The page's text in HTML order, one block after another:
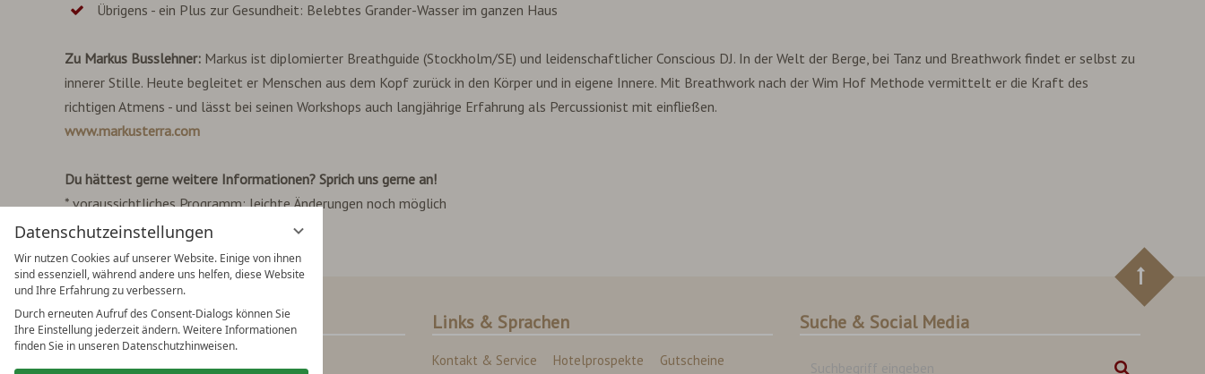
Datenschutzeinstellungen
Wir nutzen Cookies auf unserer Website. Einige von ihnen
sind essenziell, während andere uns helfen, diese Website
und Ihre Erfahrung zu verbessern.
Durch erneuten Aufruf des Consent-Dialogs können Sie
Ihre Einstellung jederzeit ändern. Weitere Informationen
finden Sie in unseren Datenschutzhinweisen.
Übrigens - ein Plus zur Gesundheit: Belebtes Grander-Wasser im ganzen Haus
Zu Markus Busslehner: Markus ist diplomierter Breathguide (Stockholm/SE) und leidenschaftlicher Conscious DJ. In der Welt der Berge, bei Tanz und Breathwork findet er selbst zu
innerer Stille. Heute begleitet er Menschen aus dem Kopf zurück in den Körper und in eigene Innere. Mit Breathwork nach der Wim Hof Methode vermittelt er die Kraft des
richtigen Atmens - und lässt bei seinen Workshops auch langjährige Erfahrung als Percussionist mit einfließen.
www.markusterra.com
Du hättest gerne weitere Informationen? Sprich uns gerne an!
* voraussichtliches Programm; leichte Änderungen noch möglich
Verwöhnhotel Kristall Links & Sprachen
Kontakt & Service Hotelprospekte
Gutscheine
Suche & Social Media
Suchbegriff